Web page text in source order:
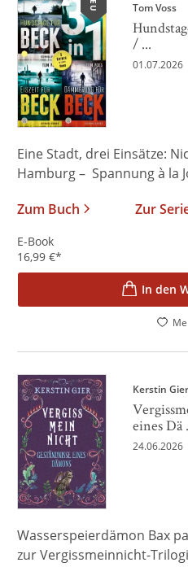
Tom Voss
/ ...
01.07.2026
Eine Stadt, drei Einsätze:
Hamburg – Spannung à la
Zum Buch
Zur
E-Book
16,99 €*
In den
Kerstin Gier
eines Dä
24.06.2026
Wasserspeierdämon Bax
zur Vergissmeinnicht-